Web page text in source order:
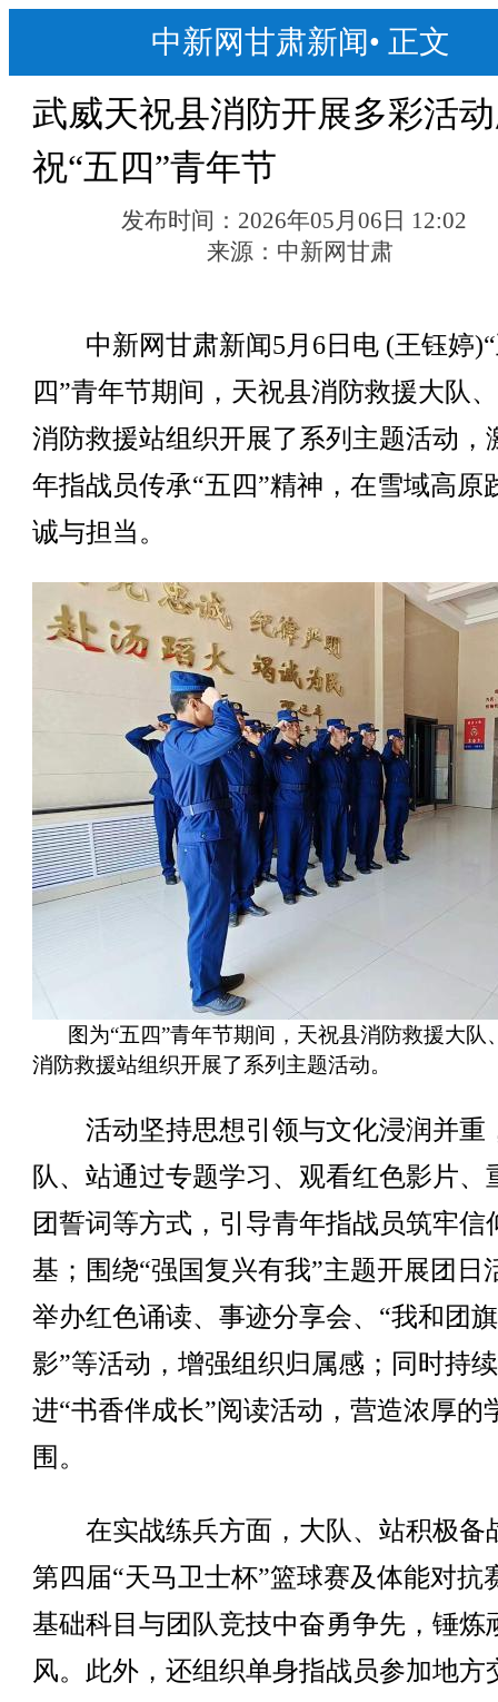
中新网甘肃新闻• 正文
武威天祝县消防开展多彩活
祝“五四”青年节
发布时间： 2026年05月06日 12:02
来源： 中新网甘肃
中新网甘肃新闻5月6日电 (王钰婷
四”青年节期间，天祝县消防救援大队
消防救援站组织开展了系列主题活动，
年指战员传承“五四”精神，在雪域高原
诚与担当。
图为“五四”青年节期间，天祝县消防救援大队
消防救援站组织开展了系列主题活动。
活动坚持思想引领与文化浸润并重
队、站通过专题学习、观看红色影片、
团誓词等方式，引导青年指战员筑牢信
基；围绕“强国复兴有我”主题开展团日
举办红色诵读、事迹分享会、“我和团
影”等活动，增强组织归属感；同时持
进“书香伴成长”阅读活动，营造浓厚的
围。
在实战练兵方面，大队、站积极备
第四届“天马卫士杯”篮球赛及体能对抗
基础科目与团队竞技中奋勇争先，锤炼
风。此外，还组织单身指战员参加地方